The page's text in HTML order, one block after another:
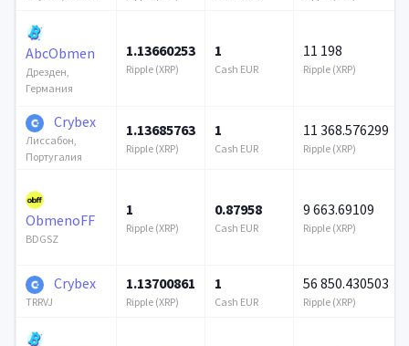
AbcObmen
Дрезден,
Германия
1.13660253
Ripple (XRP)
1
Cash EUR
11 198
Ripple (XRP)
Crybex
Лиссабон,
Португалия
1.13685763
Ripple (XRP)
1
Cash EUR
11 368.576299
Ripple (XRP)
ObmenoFF
BDGSZ
1
Ripple (XRP)
0.87958
Cash EUR
9 663.69109
Ripple (XRP)
Crybex
TRRVJ
1.13700861
Ripple (XRP)
1
Cash EUR
56 850.430503
Ripple (XRP)